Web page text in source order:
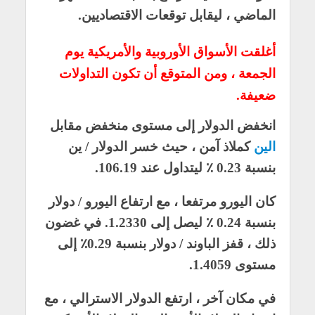
الماضي ، ليقابل توقعات الاقتصاديين.
أغلقت الأسواق الأوروبية والأمريكية يوم
الجمعة ، ومن المتوقع أن تكون التداولات
ضعيفة.
انخفض الدولار إلى مستوى منخفض مقابل
الين كملاذ آمن ، حيث خسر الدولار / ين
بنسبة 0.23 ٪ ليتداول عند 106.19.
كان اليورو مرتفعا ، مع ارتفاع اليورو / دولار
بنسبة 0.24 ٪ ليصل إلى 1.2330. في غضون
ذلك ، قفز الباوند / دولار بنسبة 0.29٪ إلى
مستوى 1.4059.
في مكان آخر ، ارتفع الدولار الاسترالي ، مع